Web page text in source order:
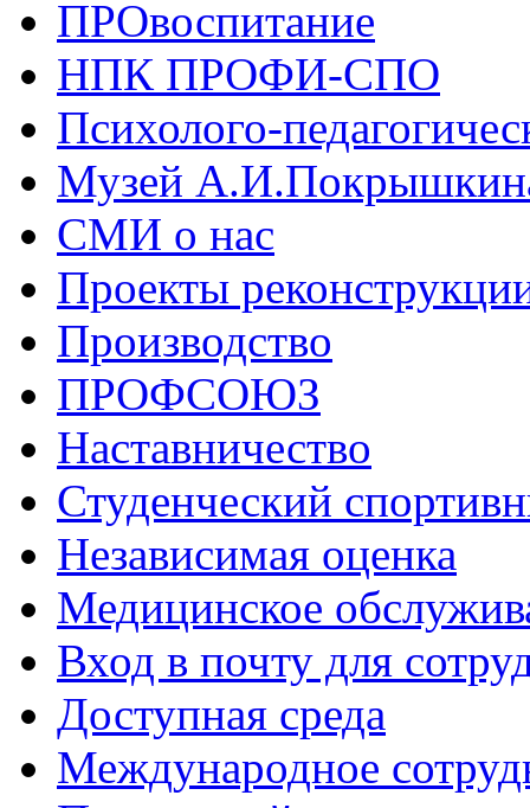
ПРОвоспитание
НПК ПРОФИ-СПО
Психолого-
Музей
СМИ о нас
Проекты
Производство
ПРОФСОЮЗ
Наставничество
Студенческий
Независимая оценка
Медицинское
Вход в почту для
Доступная среда
Международное